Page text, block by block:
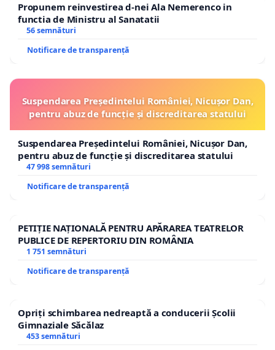
Propunem reinvestirea d-nei Ala Nemerenco in
functia de Ministru al Sanatatii
56 semnături
Notificare de transparență
Suspendarea Președintelui României, Nicușor Dan,
pentru abuz de funcție și discreditarea statului
Suspendarea Președintelui României, Nicușor Dan,
pentru abuz de funcție și discreditarea statului
47 998 semnături
Notificare de transparență
PETIȚIE NAȚIONALĂ PENTRU APĂRAREA TEATRELOR
PUBLICE DE REPERTORIU DIN ROMÂNIA
1 751 semnături
Notificare de transparență
Opriți schimbarea nedreaptă a conducerii Școlii
Gimnaziale Săcălaz
453 semnături